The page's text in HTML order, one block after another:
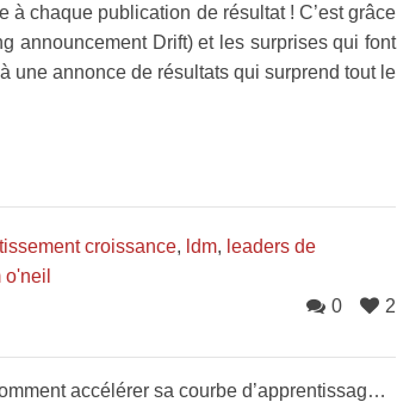
chaque publication de résultat ! C’est grâce
announcement Drift) et les surprises qui font
une annonce de résultats qui surprend tout le
croissance, ldm, leaders de
2
0
Comment accélérer sa courbe d’apprentissage en trading?